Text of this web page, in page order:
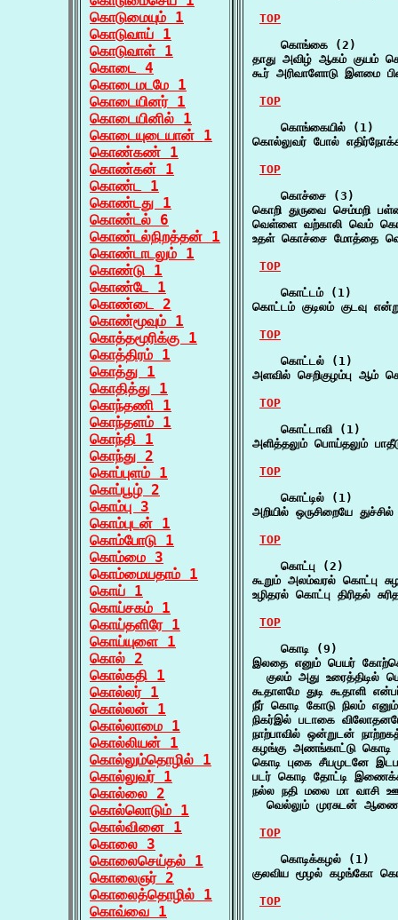
கொடுமையும் 1
கொடுவாய் 1
கொடுவாள் 1
கொடை 4
கொடைமடமே 1
கொடையினர் 1
கொடையினில் 1
கொடையுடையான் 1
கொண்கண் 1
கொண்கன் 1
கொண்ட 1
கொண்டது 1
கொண்டல் 6
கொண்டல்நிறத்தன் 1
கொண்டாடலும் 1
கொண்டு 1
கொண்டே 1
கொண்டை 2
கொண்மூவும் 1
கொத்தமூரிக்கு 1
கொத்திரம் 1
கொத்து 1
கொதித்து 1
கொந்தணி 1
கொந்தளம் 1
கொந்தி 1
கொந்து 2
கொப்புளம் 1
கொப்பூழ் 2
கொம்பு 3
கொம்புடன் 1
கொம்போடு 1
கொம்மை 3
கொம்மையதாம் 1
கொய் 1
கொய்சகம் 1
கொய்தளிரே 1
கொய்யுளை 1
கொல் 2
கொல்கதி 1
கொல்லர் 1
கொல்லன் 1
கொல்லாமை 1
கொல்லியன் 1
கொல்லும்தொழில் 1
கொல்லுவர் 1
கொல்லை 2
கொல்லொடும் 1
கொல்வினை 1
கொலை 3
கொலைசெய்தல் 1
கொலைஞர் 2
கொலைத்தொழில் 1
கொவ்வை 1
TOP
    கொங்கை (2)
தாது அவிழ் ஆகம் குயம்
கூர் அரிவாளோடு இளமை
TOP
    கொங்கையில் (1)
கொல்லுவர் போல்
TOP
    கொச்சை (3)
கொறி துருவை செம்மறி
வெள்ளை வற்காலி வெம்
உதள் கொச்சை மோத்தை
TOP
    கொட்டம் (1)
கொட்டம் குடிலம் குடவு
TOP
    கொட்டல் (1)
அளவில் செறிகுழம்பு
TOP
    கொட்டாவி (1)
அளித்தலும் பொய்தலும்
TOP
    கொட்டில் (1)
அறியில் ஒருசிறையே
TOP
    கொட்பு (2)
கூறும் அலம்வரல் கொட்பு
உழிதரல் கொட்பு திரிதல்
TOP
    கொடி (9)
இலதை எனும் பெயர்
குலம் அது
கூதாளமே துடி கூதாளி
நீர் கொடி கோடு நிலம்
நிகர்இல் படாகை
நாற்பாவில் ஒன்றுடன்
கழங்கு அணங்காட்டு
கொடி புகை சீயமுடனே
படர் கொடி தோட்டி
நல்ல நதி மலை மா வாசி
வெல்லும் முரசுடன்
TOP
    கொடிக்கழல் (1)
குலவிய மூழல் கழங்கோ
TOP